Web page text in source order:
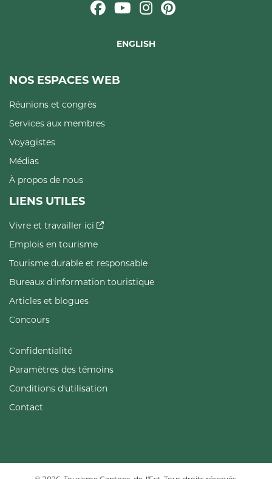
ENGLISH
NOS ESPACES WEB
Réunions et congrès
Services aux membres
Voyagistes
Médias
À propos de nous
LIENS UTILES
Vivre et travailler ici
Emplois en tourisme
Tourisme durable et responsable
Bureaux d'information touristique
Articles et blogues
Concours
Confidentialité
Paramètres des témoins
Conditions d'utilisation
Contact